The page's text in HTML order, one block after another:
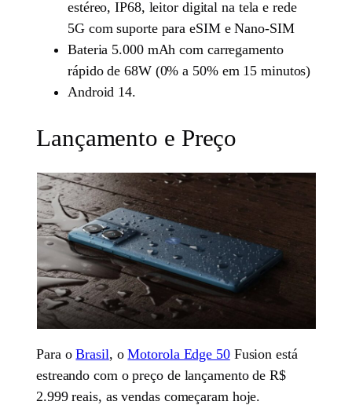
estéreo, IP68, leitor digital na tela e rede
5G com suporte para eSIM e Nano-SIM
Bateria 5.000 mAh com carregamento
rápido de 68W (0% a 50% em 15 minutos)
Android 14.
Lançamento e Preço
Para oBrasil, oMotorola Edge 50Fusion está
estreando com o preço de lançamento de R$
2.999 reais, as vendas começaram hoje.